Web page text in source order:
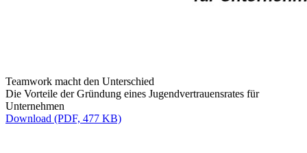
Teamwork macht den Unterschied
Die Vorteile der Gründung eines Jugendvertrauensrates für
Unternehmen
Download (PDF, 477 KB)